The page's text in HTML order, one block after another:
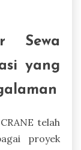
Sewa
yang
telah
proyek